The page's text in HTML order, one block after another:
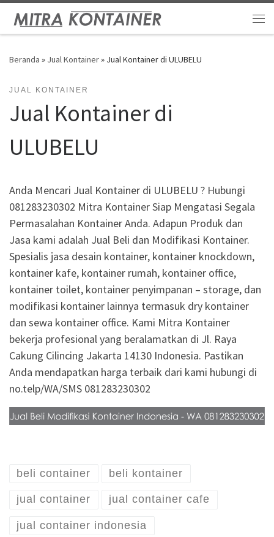
Skip to content
Beranda » Jual Kontainer» Jual Kontainer di ULUBELU
JUAL KONTAINER
Jual Kontainer di
ULUBELU
Anda Mencari Jual Kontainer di ULUBELU ? Hubungi
081283230302 Mitra Kontainer Siap Mengatasi Segala
Permasalahan Kontainer Anda. Adapun Produk dan
Jasa kami adalah Jual Beli dan Modifikasi Kontainer.
Spesialis jasa desain kontainer, kontainer knockdown,
kontainer kafe, kontainer rumah, kontainer office,
kontainer toilet, kontainer penyimpanan – storage, dan
modifikasi kontainer lainnya termasuk dry kontainer
dan sewa kontainer office. Kami Mitra Kontainer
bekerja profesional yang beralamatkan di Jl. Raya
Cakung Cilincing Jakarta 14130 Indonesia. Pastikan
Anda mendapatkan harga terbaik dari kami hubungi di
no.telp/WA/SMS 081283230302
beli container beli kontainer
jual container jual container cafe
jual container indonesia